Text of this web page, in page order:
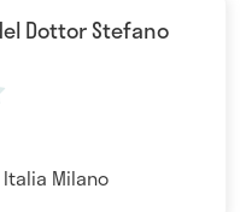
1989 e
di lavoro presso il
la supervisione di
per la medicina
Dottor Stefano
Italia Milano